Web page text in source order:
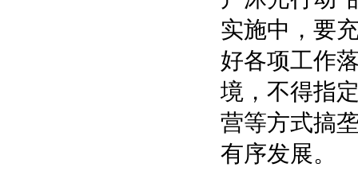
实施中，要
好各项工作
境，不得指
营等方式搞
有序发展。